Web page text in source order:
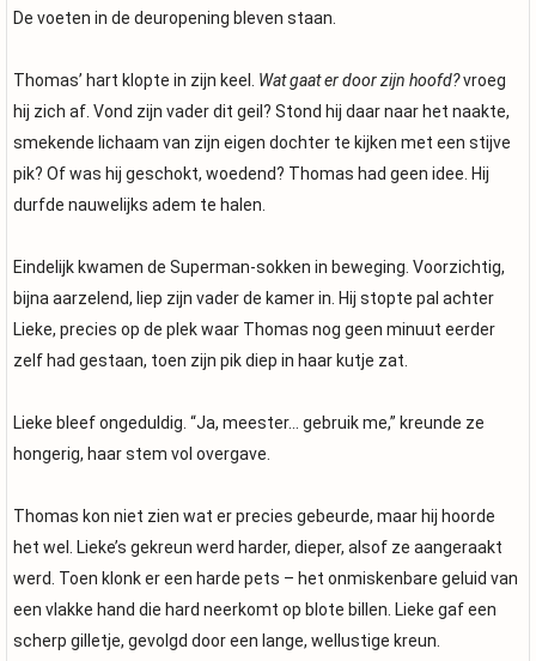
De voeten in de deuropening bleven staan.
Thomas’ hart klopte in zijn keel. Wat gaat er door zijn hoofd?vroeg
hij zich af. Vond zijn vader dit geil? Stond hij daar naar het naakte,
smekende lichaam van zijn eigen dochter te kijken met een stijve
pik? Of was hij geschokt, woedend? Thomas had geen idee. Hij
durfde nauwelijks adem te halen.
Eindelijk kwamen de Superman-sokken in beweging. Voorzichtig,
bijna aarzelend, liep zijn vader de kamer in. Hij stopte pal achter
Lieke, precies op de plek waar Thomas nog geen minuut eerder
zelf had gestaan, toen zijn pik diep in haar kutje zat.
Lieke bleef ongeduldig. “Ja, meester… gebruik me,” kreunde ze
hongerig, haar stem vol overgave.
Thomas kon niet zien wat er precies gebeurde, maar hij hoorde
het wel. Lieke’s gekreun werd harder, dieper, alsof ze aangeraakt
werd. Toen klonk er een harde pets – het onmiskenbare geluid van
een vlakke hand die hard neerkomt op blote billen. Lieke gaf een
scherp gilletje, gevolgd door een lange, wellustige kreun.